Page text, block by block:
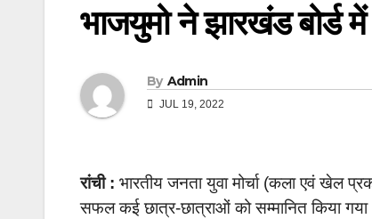
भाजयुमो ने झारखंंड बोर्ड में
By Admin
JUL 19, 2022
रांची : भारतीय जनता युवा मोर्चा (कला एवं खेल
सफलकई छात्र-छात्राओं को सम्मानित किया